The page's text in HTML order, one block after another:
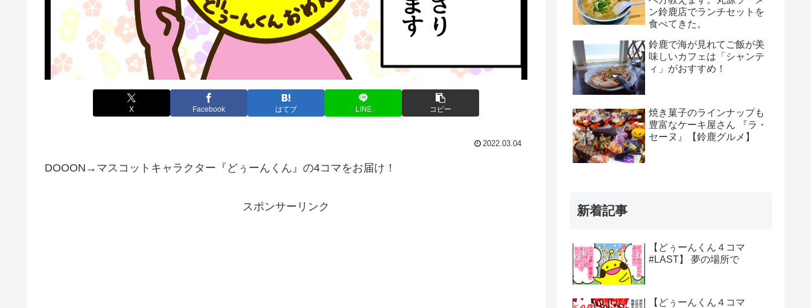
X Facebook はてブ LINE コピー
2022.03.04
DOOON→マスコットキャラクター『どぅーんくん』の4コマをお届け！
スポンサーリンク
ン鈴鹿店でランチセットを
食べてきた。
鈴鹿で海が見れてご飯が美
味しいカフェは「シャンテ
ィ」がおすすめ！
焼き菓子のラインナップも
豊富なケーキ屋さん 『ラ・
セーヌ』【鈴鹿グルメ】
新着記事
【どぅーんくん４コマ
#LAST】 夢の場所で
【どぅーんくん４コマ